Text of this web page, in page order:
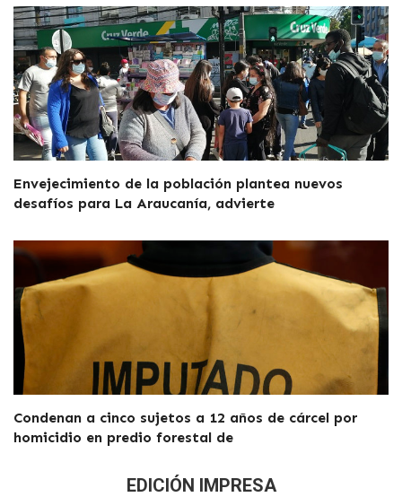
Envejecimiento de la población plantea nuevos
desafíos para La Araucanía, advierte
Condenan a cinco sujetos a 12 años de cárcel por
homicidio en predio forestal de
EDICIÓN IMPRESA